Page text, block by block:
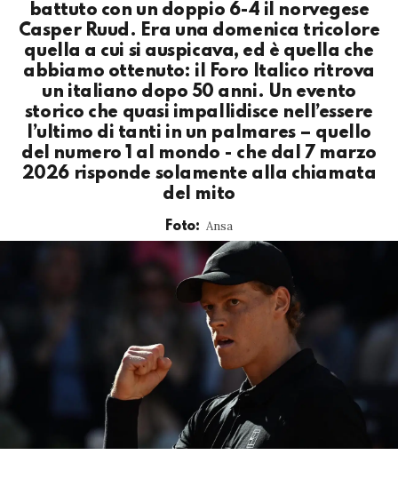
battuto con un doppio 6-4 il norvegese
Casper Ruud. Era una domenica tricolore
quella a cui si auspicava, ed è quella che
abbiamo ottenuto: il Foro Italico ritrova
un italiano dopo 50 anni. Un evento
storico che quasi impallidisce nell’essere
l’ultimo di tanti in un palmares – quello
del numero 1 al mondo - che dal 7 marzo
2026 risponde solamente alla chiamata
del mito
Foto: Ansa